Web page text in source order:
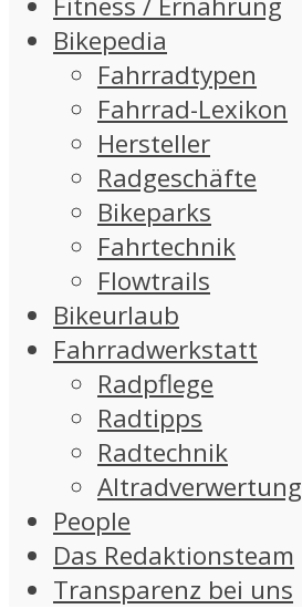
Bikepedia
Fahrradtypen
Fahrrad-Lexikon
Hersteller
Radgeschäfte
Bikeparks
Fahrtechnik
Flowtrails
Bikeurlaub
Fahrradwerkstatt
Radpflege
Radtipps
Radtechnik
Altradverwertung
People
Das Redaktionsteam
Transparenz bei uns